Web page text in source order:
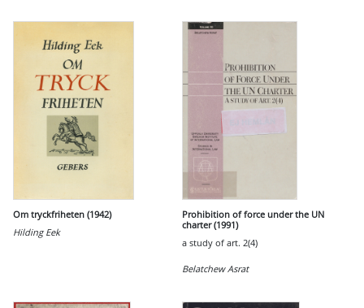
Om tryckfriheten (1942)
Hilding Eek
Prohibition of force under the UN
charter (1991)
a study of art. 2(4)
Belatchew Asrat